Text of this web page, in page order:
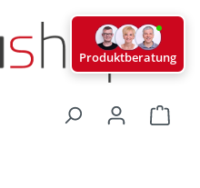
Produktberatung